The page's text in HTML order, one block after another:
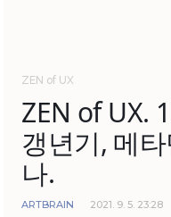
ZEN of UX
ZEN of UX.
갱년기, 메
나.
ARTBRAIN 2021. 9. 5. 23:28